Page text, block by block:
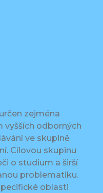
zejména
odborných
ve skupině
Cílovou skupinu
o studium a širší
problematiku.
oblasti